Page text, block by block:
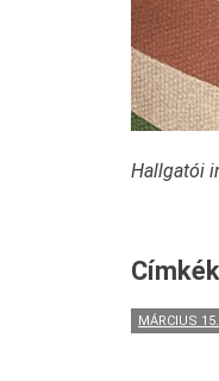
Hallgatói
Címkék
MÁRCIUS 15.